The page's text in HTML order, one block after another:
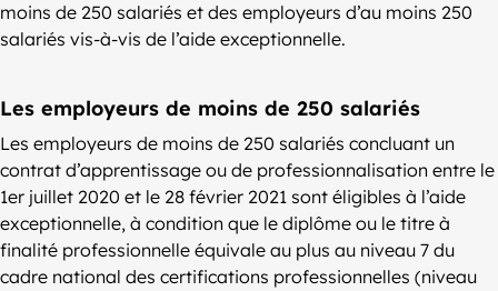
moins de 250 salariés et des employeurs d’au moins 250
salariés vis-à-vis de l’aide exceptionnelle.
Les employeurs de moins de 250 salariés
Les employeurs de moins de 250 salariés concluant un
contrat d’apprentissage ou de professionnalisation entre le
1er juillet 2020 et le 28 février 2021 sont éligibles à l’aide
exceptionnelle, à condition que le diplôme ou le titre à
finalité professionnelle équivale au plus au niveau 7 du
cadre national des certifications professionnelles (niveau